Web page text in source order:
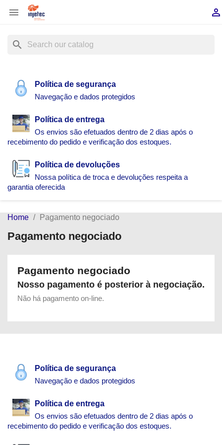
 
search
Política de segurança
Navegação e dados protegidos
Política de entrega
Os envios são efetuados dentro de 2 dias após o
recebimento do pedido e verificação dos estoques.
Política de devoluções
Nossa política de troca e devoluções respeita a
garantia oferecida
Home Pagamento negociado
Pagamento negociado
Pagamento negociado
Nosso pagamento é posterior à negociação.
Não há pagamento on-line.
Política de segurança
Navegação e dados protegidos
Política de entrega
Os envios são efetuados dentro de 2 dias após o
recebimento do pedido e verificação dos estoques.